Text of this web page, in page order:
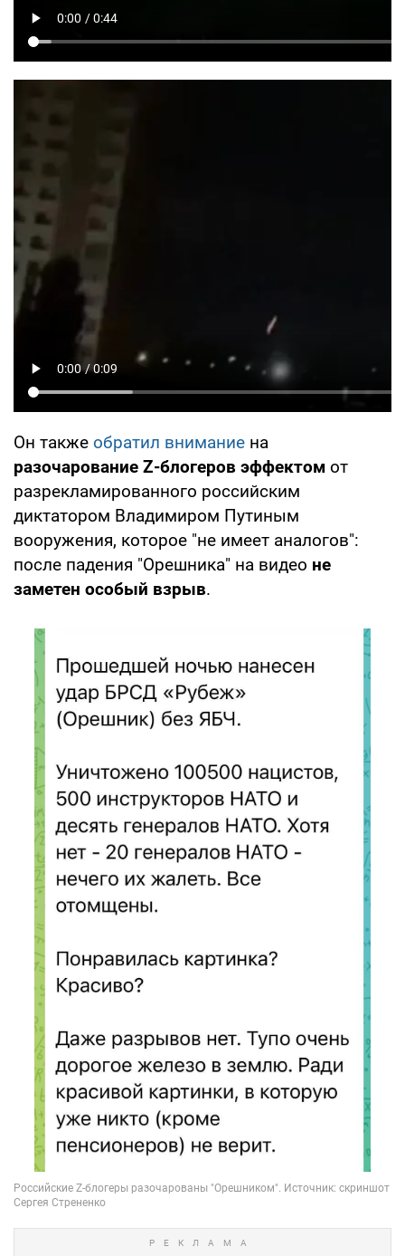
Он также обратил внимание на
разочарование Z-блогеров эффектом от
разрекламированного российским
диктатором Владимиром Путиным
вооружения, которое "не имеет аналогов":
после падения "Орешника" на видео не
заметен особый взрыв.